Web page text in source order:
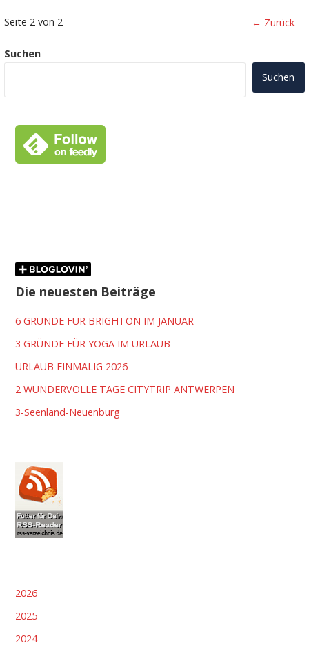
Beitrag
Navigation
Seite 2 von 2 ← Zurück
Suchen
Suchen
Die neuesten Beiträge
6 GRÜNDE FÜR BRIGHTON IM JANUAR
3 GRÜNDE FÜR YOGA IM URLAUB
URLAUB EINMALIG 2026
2 WUNDERVOLLE TAGE CITYTRIP ANTWERPEN
3-Seenland-Neuenburg
2026
2025
2024